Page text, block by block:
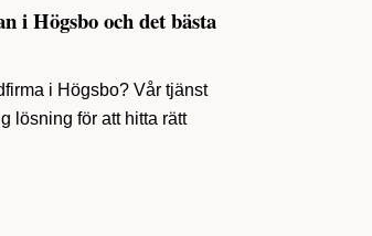
i Högsbo och det bästa
i Högsbo? Vår tjänst
lösning för att hitta rätt